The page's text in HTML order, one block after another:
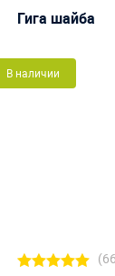
Гига шайба
В наличии